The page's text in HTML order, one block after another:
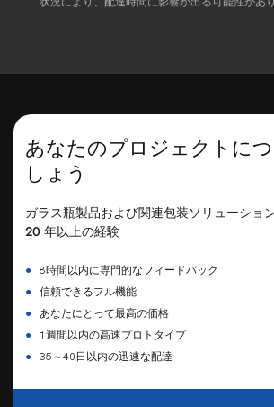
あなたのプロジェクトに
しょう
ガラス瓶製品および関連包装ソリューショ
20 年以上の経験
●
8時間以内に専門的なフィードバック
●
信頼できるフル機能
●
あなたにとって最高の価格
●
1週間以内の高速プロトタイプ
●
35～40日以内の迅速な配達